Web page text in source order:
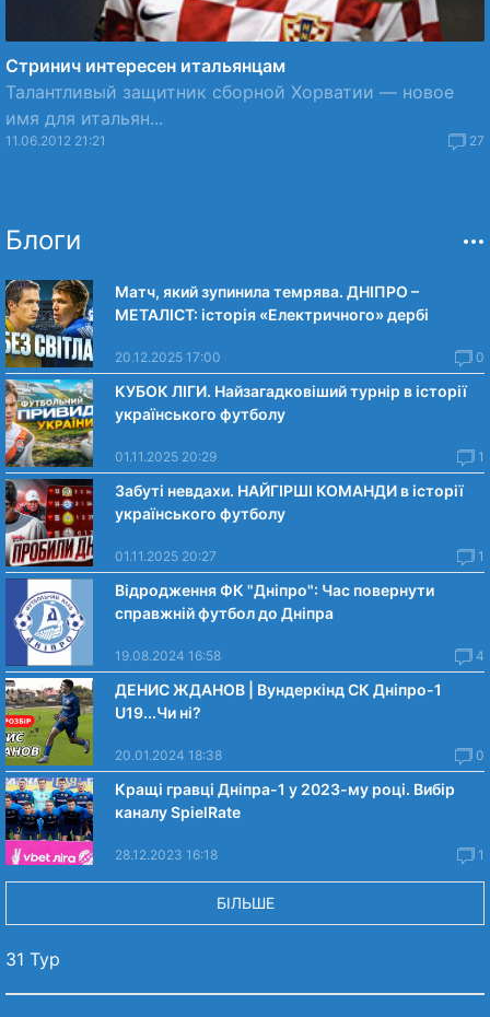
Стринич интересен итальянцам
Талантливый защитник сборной Хорватии — новое
имя для итальян...
11.06.2012 21:21 27
Блоги
Матч, який зупинила темрява. ДНІПРО –
МЕТАЛІСТ: історія «Електричного» дербі
20.12.2025 17:00 0
КУБОК ЛІГИ. Найзагадковіший турнір в історії
українського футболу
01.11.2025 20:29 1
Забуті невдахи. НАЙГІРШІ КОМАНДИ в історії
українського футболу
01.11.2025 20:27 1
Відродження ФК "Дніпро": Час повернути
справжній футбол до Дніпра
19.08.2024 16:58 4
ДЕНИС ЖДАНОВ | Вундеркінд СК Дніпро-1
U19...Чи нi?
20.01.2024 18:38 0
Кращі гравці Дніпра-1 у 2023-му році. Вибiр
каналу SpielRate
28.12.2023 16:18 1
БІЛЬШЕ
31 Тур